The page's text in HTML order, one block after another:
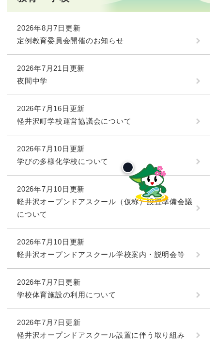
2026年8月7日更新
定例教育委員会開催のお知らせ
2026年7月21日更新
夜間中学
2026年7月16日更新
軽井沢町学校運営協議会について
2026年7月10日更新
学びの多様化学校について
2026年7月10日更新
軽井沢オープンドアスクール（仮称）設置準備会議
について
2026年7月10日更新
軽井沢オープンドアスクール学校案内・説明会等
2026年7月7日更新
学校体育施設の利用について
2026年7月7日更新
軽井沢オープンドアスクール設置に伴う取り組み